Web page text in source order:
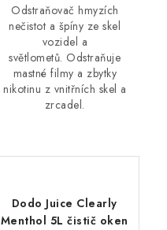
Odstraňovač hmyzích
nečistot a špíny ze skel
vozidel a
světlometů. Odstraňuje
mastné filmy a zbytky
nikotinu z vnitřních skel a
zrcadel.
Dodo Juice Clearly
Menthol 5L čistič oken